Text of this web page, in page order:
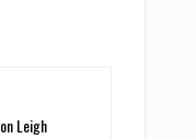
Leigh